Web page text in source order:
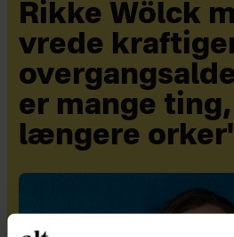
Rikke Wölck
vrede
er mange
længere